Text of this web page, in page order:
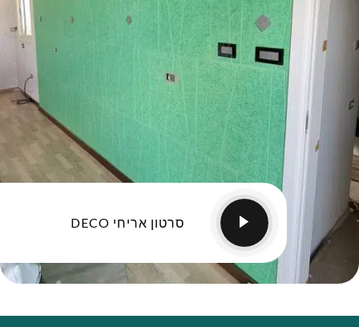
סרטון אריחי DECO